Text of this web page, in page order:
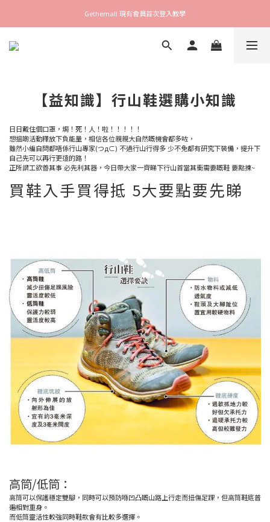
Gethemall 現有會員首次登入教學
【益知識】行山鞋選購小知識
日日戴住個口罩，焗！死！人！啦！！！！！
想搵啲活動釋放下負能量，相信各位親親大自然嘅機會都多咗，
雖然小編自問都唔係行山專家(つд⊂) 不過行山行得多 少不免都有研究下裝備，提升下
自己先可以再行更遠的路！
正所謂工欲善其事 必先利其器，今日帶大家一齊睇下行山首當其衝需要嘅鞋 要點揀~
買鞋入手買得抵 5大要點要先睇
高筒/低筒：
高筒可以保護穩定雙腳，同時可以預防喺凹凸嘅山路上行走而扭傷足踝，但高筒鞋底普
遍相對重身。
而低筒靈活性較強同時鞋款會有比較多選擇。